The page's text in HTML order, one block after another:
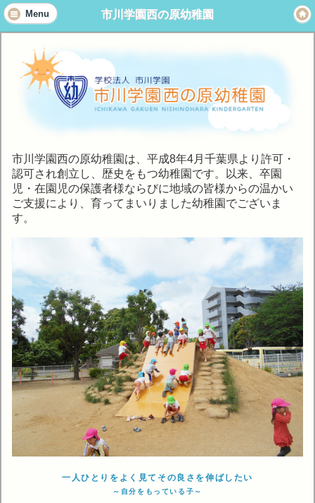
Menu 市川学園西の原幼稚園
市川学園西の原幼稚園は、平成8年4月千葉県より許可・
認可され創立し、歴史をもつ幼稚園です。以来、卒園
児・在園児の保護者様ならびに地域の皆様からの温かい
ご支援により、育ってまいりました幼稚園でございま
す。
一人ひとりをよく見てその良さを伸ばしたい
～自分をもっている子～